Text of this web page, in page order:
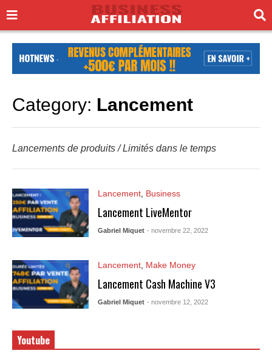
Category: Lancement
Lancements de produits / Limités dans le temps
Lancement, Business
Lancement LiveMentor
Gabriel Miquet - novembre 22, 2022
Lancement, Make Money
Lancement Cash Machine V3
Gabriel Miquet - novembre 12, 2022
Youtube